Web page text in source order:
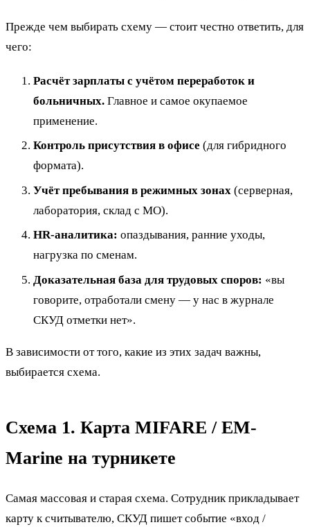
Прежде чем выбирать схему — стоит честно ответить, для
чего:
Расчёт зарплаты с учётом переработок и
больничных. Главное и самое окупаемое
применение.
Контроль присутствия в офисе (для гибридного
формата).
Учёт пребывания в режимных зонах (серверная,
лаборатория, склад с МО).
HR-аналитика: опаздывания, ранние уходы,
нагрузка по сменам.
Доказательная база для трудовых споров: «вы
говорите, отработали смену — у нас в журнале
СКУД отметки нет».
В зависимости от того, какие из этих задач важны,
выбирается схема.
Схема 1. Карта MIFARE / EM-
Marine на турникете
Самая массовая и старая схема. Сотрудник прикладывает
карту к считывателю, СКУД пишет событие «вход /